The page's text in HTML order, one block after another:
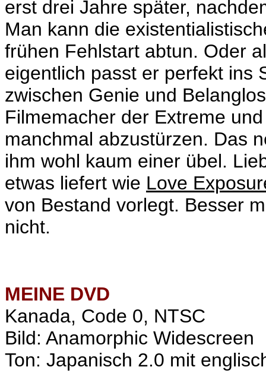
erst drei Jahre später,
Man kann die
frühen Fehlstart abtun. Oder
eigentlich passt er perfekt ins
zwischen Genie und
Filmemacher der Extreme
manchmal abzustürzen. Das
ihm wohl kaum einer übel.
etwas liefert wie Love
von Bestand vorlegt. Besser
nicht.
MEINE DVD
Kanada, Code 0, NTSC
Bild: Anamorphic Widescreen
Ton: Japanisch 2.0 mit